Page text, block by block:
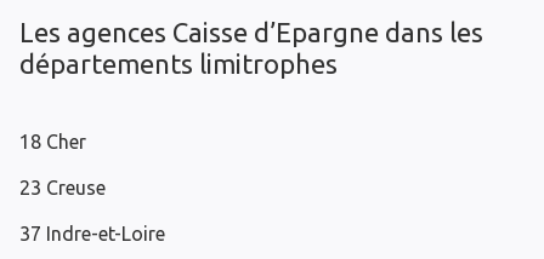
Les agences Caisse d’Epargne dans les
départements limitrophes
18 Cher
23 Creuse
37 Indre-et-Loire